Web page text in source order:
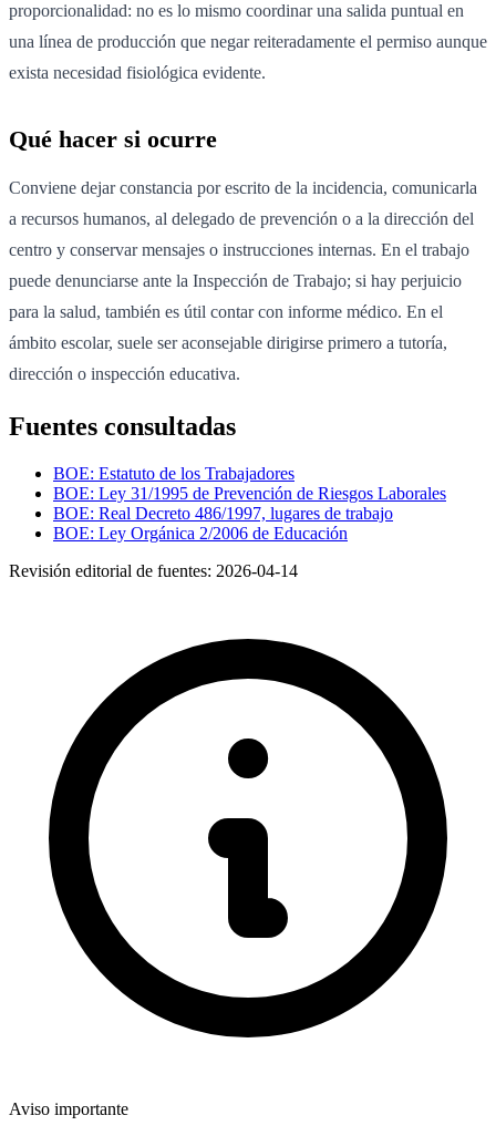
proporcionalidad: no es lo mismo coordinar una salida puntual en
una línea de producción que negar reiteradamente el permiso aunque
exista necesidad fisiológica evidente.
Qué hacer si ocurre
Conviene dejar constancia por escrito de la incidencia, comunicarla
a recursos humanos, al delegado de prevención o a la dirección del
centro y conservar mensajes o instrucciones internas. En el trabajo
puede denunciarse ante la Inspección de Trabajo; si hay perjuicio
para la salud, también es útil contar con informe médico. En el
ámbito escolar, suele ser aconsejable dirigirse primero a tutoría,
dirección o inspección educativa.
Fuentes consultadas
BOE: Estatuto de los Trabajadores
BOE: Ley 31/1995 de Prevención de Riesgos Laborales
BOE: Real Decreto 486/1997, lugares de trabajo
BOE: Ley Orgánica 2/2006 de Educación
Revisión editorial de fuentes: 2026-04-14
Aviso importante